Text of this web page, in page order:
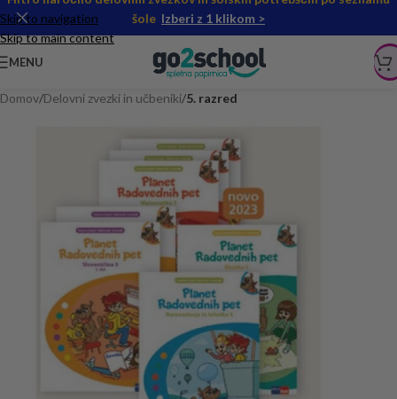
Skip to navigation
Skip to main content
šole Izberi z 1 klikom >
MENU
Domov Delovni zvezki in učbeniki 5. razred